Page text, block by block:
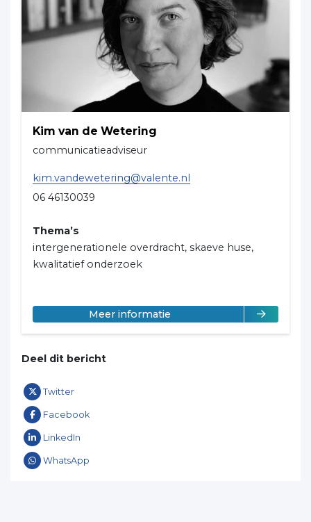
Kim van de Wetering
communicatieadviseur
kim.vandewetering@valente.nl
06 46130039
Thema’s
intergenerationele overdracht, skaeve huse,
kwalitatief onderzoek
Meer informatieover Kim van de Wetering
Deel dit bericht
Twitter
Facebook
LinkedIn
WhatsApp